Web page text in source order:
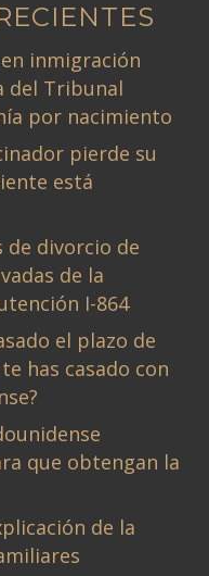
inmigración
del Tribunal
por nacimiento
pierde su
está
divorcio de
de la
I-864
el plazo de
has casado con
que obtengan la
de la